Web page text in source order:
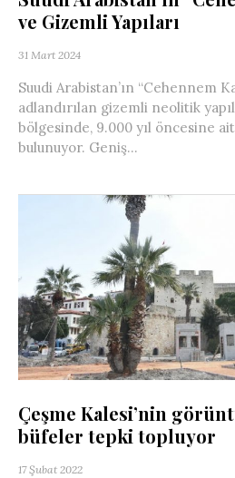
ve Gizemli Yapıları
31 Mart 2024
Suudi Arabistan’ın “Cehennem
adlandırılan gizemli neolitik
bölgesinde, 9.000 yıl öncesine
bulunuyor. Geniş...
Çeşme Kalesi’nin
büfeler tepki topluyor
17 Şubat 2022